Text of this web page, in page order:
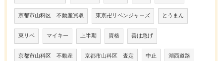
京都市山科区 不動産買取 東京卍リベンジャーズ とうまん
東リベ マイキー 上半期 資格 善は急げ
京都市山科区 不動産 京都市山科区 査定 中止 湖西道路